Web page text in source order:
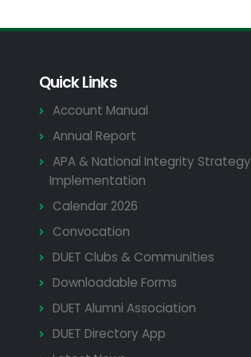
Quick Links
Account Manual
Annual Report
APA & National Integrity Strategy
Implementation
Calendar 2026
Convocation
DUET Clubs & Communities
Downloadable Forms
DUET Alumni Association
DUET Directory App